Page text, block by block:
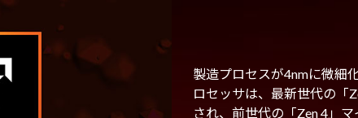
製造プロセスが4nmに微細
ロセッサは、最新世代の「
され、前世代の「Zen 4」